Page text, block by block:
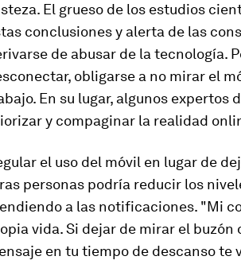
El grueso de los estudios
conclusiones y alerta de las
de abusar de la tecnología.
obligarse a no mirar el
En su lugar, algunos
y compaginar la realidad
el uso del móvil en lugar de
personas podría reducir los
a las notificaciones. "Mi
vida. Si dejar de mirar el
en tu tiempo de descanso te